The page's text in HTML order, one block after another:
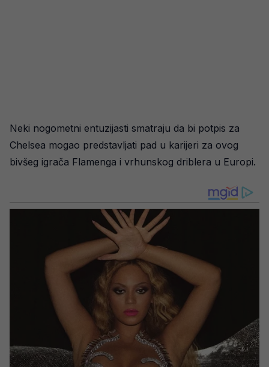
Neki nogometni entuzijasti smatraju da bi potpis za
Chelsea mogao predstavljati pad u karijeri za ovog
bivšeg igrača Flamenga i vrhunskog driblera u Europi.